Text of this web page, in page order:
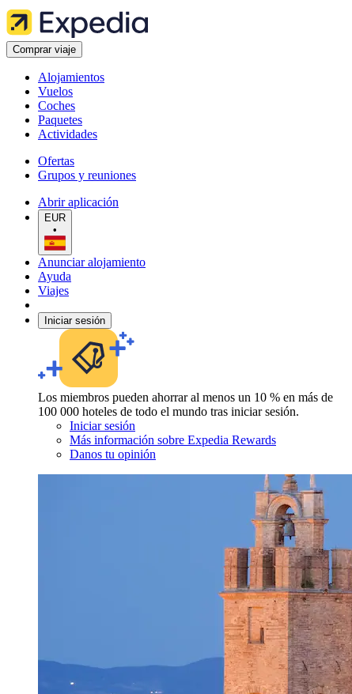
Comprar viaje
Alojamientos
Vuelos
Coches
Paquetes
Actividades
Ofertas
Grupos y reuniones
Abrir aplicación
EUR
•
Anunciar alojamiento
Ayuda
Viajes
Iniciar sesión
Los miembros pueden ahorrar al menos un 10 % en más de
100 000 hoteles de todo el mundo tras iniciar sesión.
Iniciar sesión
Más información sobre Expedia Rewards
Danos tu opinión